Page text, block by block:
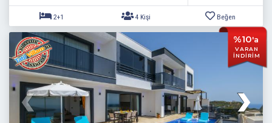
2+1 4 Kişi Beğen
%10'a
VARAN
İNDİRİM